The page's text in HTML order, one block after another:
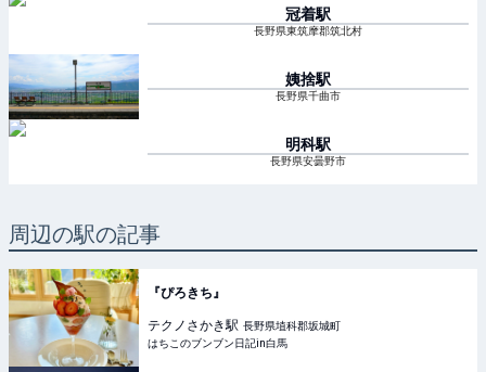
冠着駅
長野県東筑摩郡筑北村
姨捨駅
長野県千曲市
明科駅
長野県安曇野市
周辺の駅の記事
『ぴろきち』
テクノさかき駅 長野県埴科郡坂城町
はちこのブンブン日記in白馬